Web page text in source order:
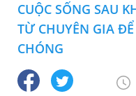
CUỘC SỐNG SAU
TỪ CHUYÊN GIA
CHÓNG